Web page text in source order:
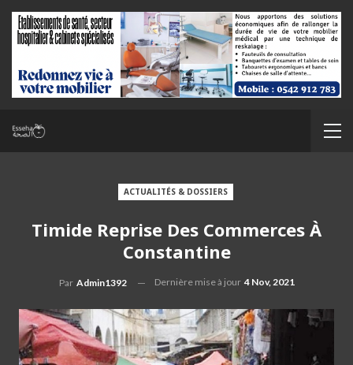
ACTUALITÉS & DOSSIERS
Timide Reprise Des Commerces À
Constantine
Par Admin1392 Dernière mise à jour 4 Nov, 2021